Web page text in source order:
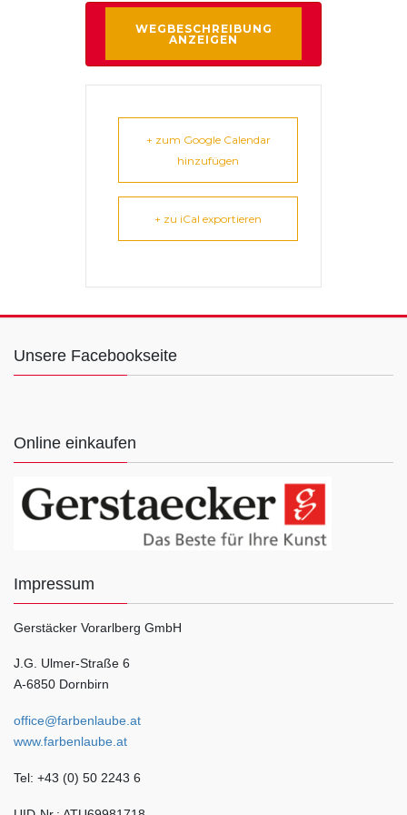
+ zum Google Calendar
hinzufügen
+ zu iCal exportieren
Unsere Facebookseite
Online einkaufen
Impressum
Gerstäcker Vorarlberg GmbH
J.G. Ulmer-Straße 6
A-6850 Dornbirn
office@farbenlaube.at
www.farbenlaube.at
Tel: +43 (0) 50 2243 6